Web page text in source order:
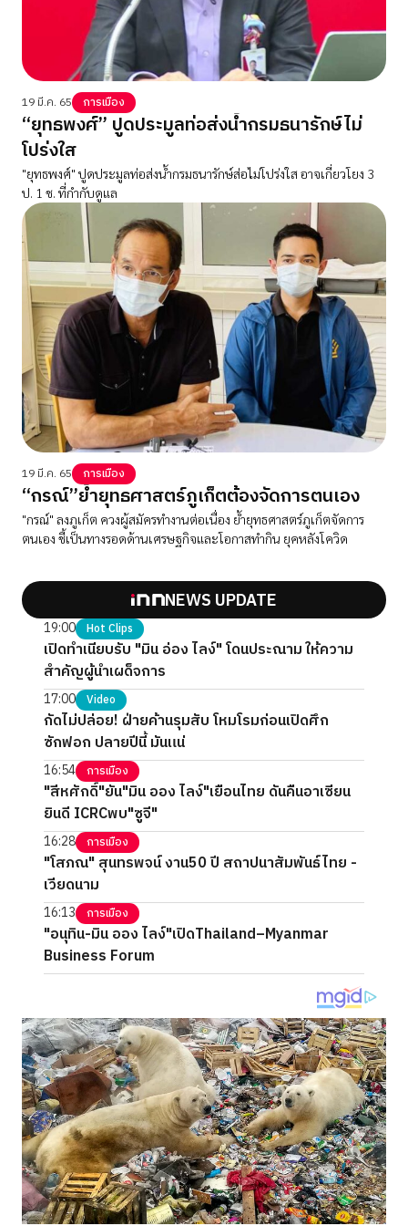
19 มี.ค. 65 การเมือง
“ยุทธพงศ์” ปูดประมูลท่อส่งน้ำกรมธนารักษ์ไม่
โปร่งใส
"ยุทธพงศ์" ปูดประมูลท่อส่งน้ำกรมธนารักษ์ส่อไม่โปร่งใส อาจเกี่ยวโยง 3
ป. 1 ช. ที่กำกับดูแล
19 มี.ค. 65 การเมือง
“กรณ์”ย้ำยุทธศาสตร์ภูเก็ตต้องจัดการตนเอง
"กรณ์" ลงภูเก็ต ควงผู้สมัครทำงานต่อเนื่อง ย้ำยุทธศาสตร์ภูเก็ตจัดการ
ตนเอง ชี้เป็นทางรอดด้านเศรษฐกิจและโอกาสทำกิน ยุคหลังโควิด
NEWS UPDATE
19:00 Hot Clips
เปิดทำเนียบรับ "มิน อ่อง ไลง์" โดนประณาม ให้ความ
สำคัญผู้นำเผด็จการ
17:00 Video
กัดไม่ปล่อย! ฝ่ายค้านรุมสับ โหมโรมก่อนเปิดศึก
ซักฟอก ปลายปีนี้ มันแน่
16:54 การเมือง
"สีหศักดิ์"ยัน"มิน ออง ไลง์"เยือนไทย ดันคืนอาเซียน
ยินดี ICRCพบ"ซูจี"
16:28 การเมือง
"โสภณ" สุนทรพจน์ งาน50 ปี สถาปนาสัมพันธ์ไทย -
เวียดนาม
16:13 การเมือง
"อนุทิน-มิน ออง ไลง์"เปิดThailand–Myanmar
Business Forum